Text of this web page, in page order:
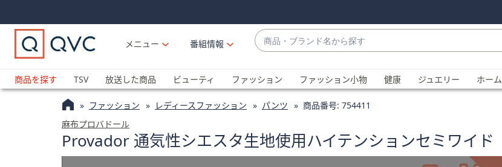
Links
Links2
メニュー
番組情報
商
品・
ラ
ン
ド
か
ら
補
が
利
可
能
な
商品を探す
TSV 放送した商品 ビューティ ファッション ファッション小物 健康 ジュエリー ホーム
ファッション レディースファッション パンツ 商品番号: 754411
麻布プロバドール
Provador 通気性シエスタ生地使用ハイテンションセミワイド